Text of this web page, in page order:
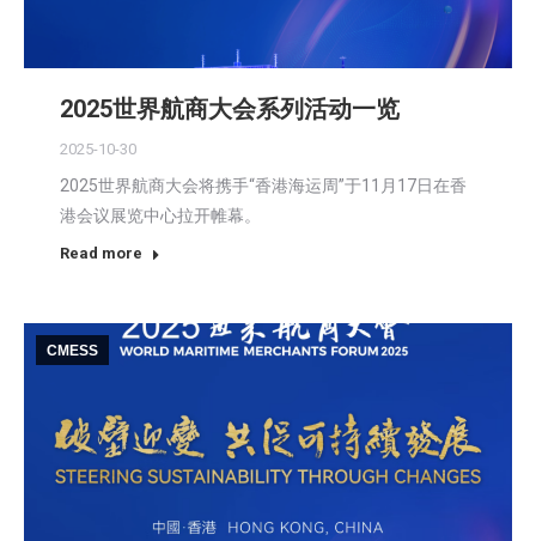
2025世界航商大会系列活动一览
2025-10-30
2025世界航商大会将携手“香港海运周”于11月17日在香
港会议展览中心拉开帷幕。
Read more
CMESS